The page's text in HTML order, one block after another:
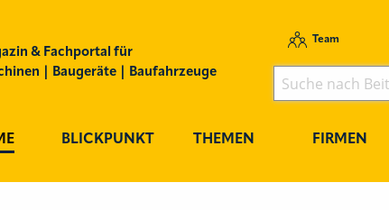
& Fachportal für
| Baugeräte | Baufahrzeuge
Team
BLICKPUNKT THEMEN FIRMEN